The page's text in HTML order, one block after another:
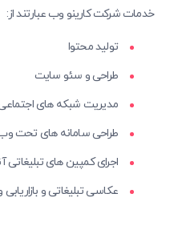
خدمات شرکت کارینو وب عبارتند از:
تولید محتوا
طراحی و سئو سایت
مدیریت شبکه های
طراحی سامانه های تحت
اجرای کمپین های تبلیغاتی
عکاسی تبلیغاتی و